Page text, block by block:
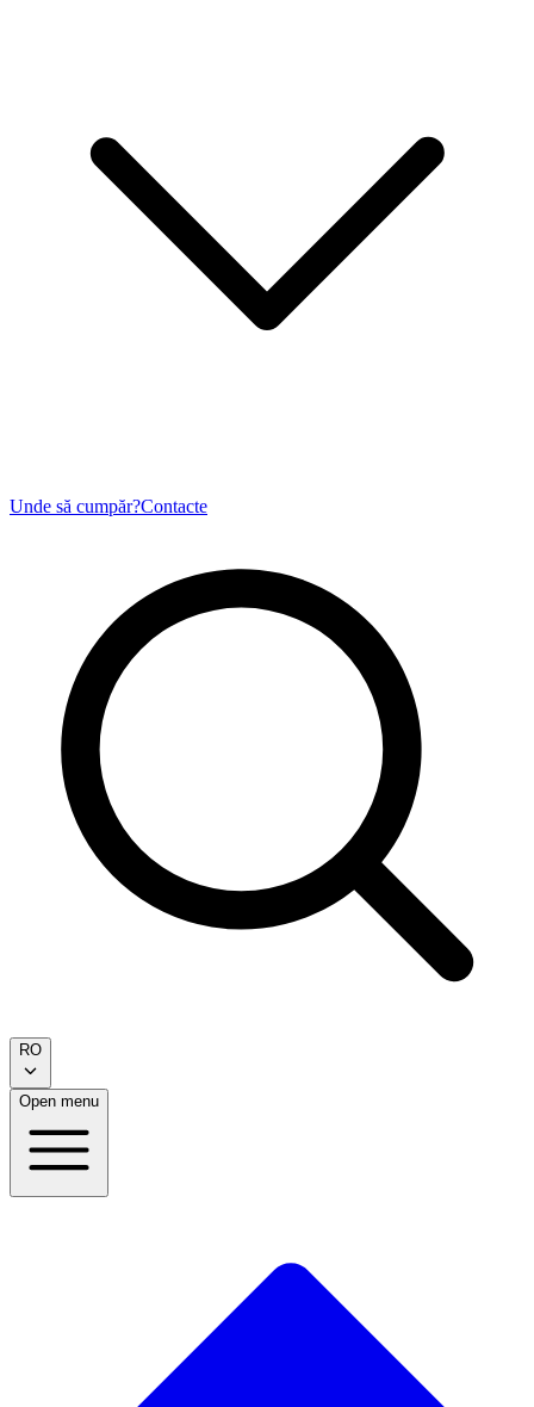
Unde să cumpăr?Contacte
RO
Open menu